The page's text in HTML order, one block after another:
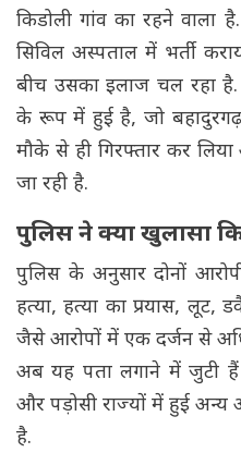
किडोली गांव का रहने वाला
सिविल अस्पताल में भर्ती
बीच उसका इलाज चल रहा
के रूप में हुई है, जो
मौके से ही गिरफ्तार कर
जा रही है.
पुलिस ने क्या खुलासा
पुलिस के अनुसार दोनों
हत्या, हत्या का प्रयास,
जैसे आरोपों में एक दर्जन से
​​अब यह पता लगाने में जुटी हैं
और पड़ोसी राज्यों में हुई
है.